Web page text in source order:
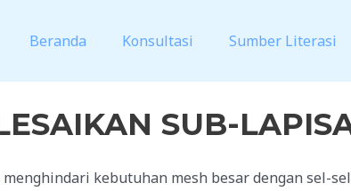
Beranda Konsultasi Sumber Literasi
SUB-
kebutuhan mesh besar dengan sel-